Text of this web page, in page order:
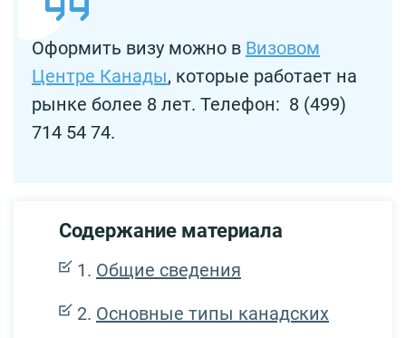
Оформить визу можно в Визовом
Центре Канады, которые работает на
рынке более 8 лет. Телефон: 8 (499)
714 54 74.
Содержание материала
Общие сведения
Основные типы канадских